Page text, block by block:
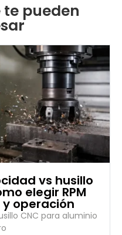
pueden
vs husillo
elegir RPM
operación
CNC para aluminio